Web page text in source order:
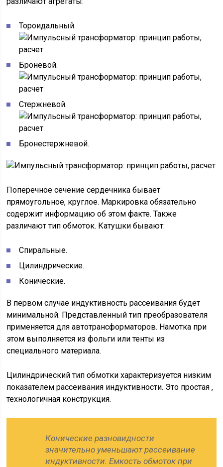
Тороидальный.
Броневой.
Стержневой.
Бронестержневой.
Поперечное сечение сердечника бывает
прямоугольное, круглое. Маркировка обязательно
содержит информацию об этом факте. Также
различают тип обмоток. Катушки бывают:
Спиральные.
Цилиндрические.
Конические.
В первом случае индуктивность рассеивания будет
минимальной. Представленный тип преобразователя
применяется для автотрансформаторов. Намотка при
этом выполняется из фольги или тенты из
специального материала.
Цилиндрический тип обмотки характеризуется низким
показателем рассеивания индуктивности. Это простая ,
технологичная конструкция.
Конические разновидности
значительно уменьшают рассеивание
индуктивности. Емкость обмоток при